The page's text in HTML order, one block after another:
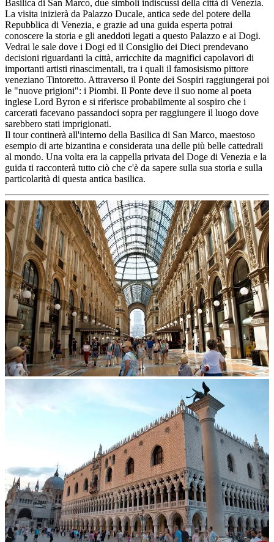
Basilica di San Marco, due simboli indiscussi della città di Venezia.
La visita inizierà da Palazzo Ducale, antica sede del potere della
Repubblica di Venezia, e grazie ad una guida esperta potrai
conoscere la storia e gli aneddoti legati a questo Palazzo e ai Dogi.
Vedrai le sale dove i Dogi ed il Consiglio dei Dieci prendevano
decisioni riguardanti la città, arricchite da magnifici capolavori di
importanti artisti rinascimentali, tra i quali il famosisismo pittore
veneziano Tintoretto. Attraverso il Ponte dei Sospiri raggiungerai poi
le "nuove prigioni": i Piombi. Il Ponte deve il suo nome al poeta
inglese Lord Byron e si riferisce probabilmente al sospiro che i
carcerati facevano passandoci sopra per raggiungere il luogo dove
sarebbero stati imprigionati.
Il tour continerà all'interno della Basilica di San Marco, maestoso
esempio di arte bizantina e considerata una delle più belle cattedrali
al mondo. Una volta era la cappella privata del Doge di Venezia e la
guida ti racconterà tutto ciò che c'è da sapere sulla sua storia e sulla
particolarità di questa antica basilica.